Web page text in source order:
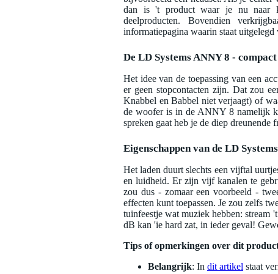
dan is 't product waar je nu naar
deelproducten. Bovendien
informatiepagina waarin staat
De LD Systems ANNY 8 -
Het idee van de toepassing van een
er geen stopcontacten zijn. Dat zou
Knabbel en Babbel niet verjaagt) of
de woofer is in de ANNY 8 namelijk
spreken gaat heb je de diep dreunende
Eigenschappen van de LD
Het laden duurt slechts een vijftal
en luidheid. Er zijn vijf kanalen te
zou dus - zomaar een voorbeeld -
effecten kunt toepassen. Je zou zelfs
tuinfeestje wat muziek hebben: stream
dB kan 'ie hard zat, in ieder geval!
Tips of opmerkingen over dit
Belangrijk: In dit artikel staat